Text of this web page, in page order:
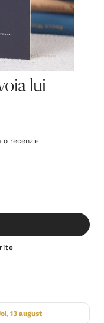
lui
o recenzie
13 august